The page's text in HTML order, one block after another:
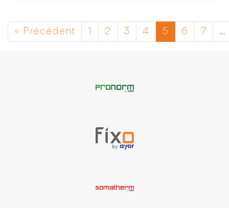
« Précédent 1 2 3 4 5 6 7 …